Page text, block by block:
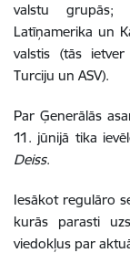
valstu grupās;
Latīņamerika un
valstis (tās ietver
Turciju un ASV).
Par Ģenerālās
11. jūnijā tika
Deiss.
Iesākot regulāro
kurās parasti
viedokļus par